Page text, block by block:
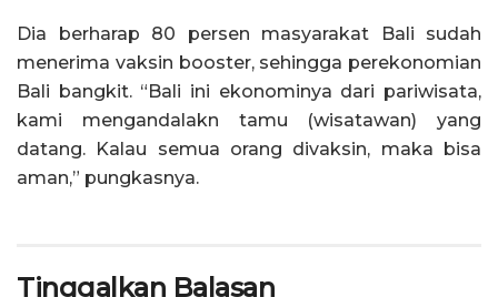
Dia berharap 80 persen masyarakat Bali sudah
menerima vaksin booster, sehingga perekonomian
Bali bangkit. “Bali ini ekonominya dari pariwisata,
kami mengandalakn tamu (wisatawan) yang
datang. Kalau semua orang divaksin, maka bisa
aman,” pungkasnya.
Tinggalkan Balasan